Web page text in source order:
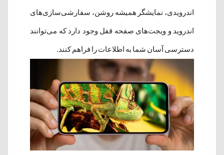
اندرویدی، نمایشگر همیشه روشن، سفارشی‌سازی‌های
اندروید و ویجت‌های صفحه قفل وجود دارد که می‌توانند
دسترسی آسان شما به اطلاعات را فراهم کنند.